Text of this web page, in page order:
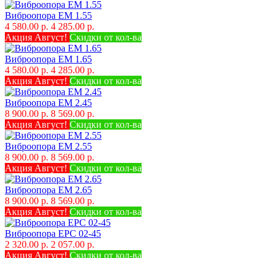
Виброопора EM 1.55
4 580.00 р. 4 285.00 р.
Акция Август! Скидки от кол-ва
Виброопора EM 1.65
4 580.00 р. 4 285.00 р.
Акция Август! Скидки от кол-ва
Виброопора EM 2.45
8 900.00 р. 8 569.00 р.
Акция Август! Скидки от кол-ва
Виброопора EM 2.55
8 900.00 р. 8 569.00 р.
Акция Август! Скидки от кол-ва
Виброопора EM 2.65
8 900.00 р. 8 569.00 р.
Акция Август! Скидки от кол-ва
Виброопора EPC 02-45
2 320.00 р. 2 057.00 р.
Акция Август! Скидки от кол-ва